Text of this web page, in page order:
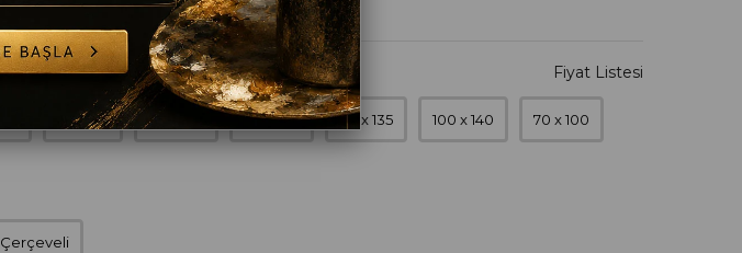
60 x 90 70 x 100 80 x 120 90 x 135 100 x 140 70 x 100
Çerçeveli